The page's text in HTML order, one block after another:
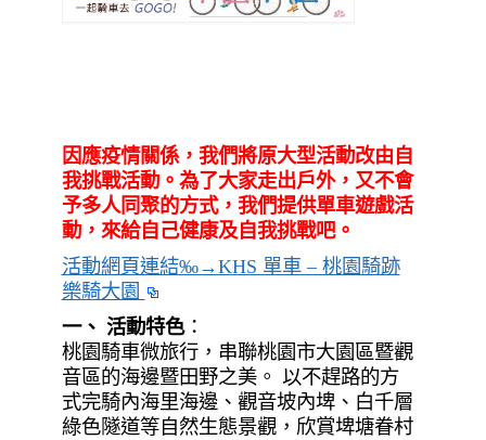
因應疫情關係，我們將原大型活動改由自
我挑戰活動。為了大家走出戶外，又不會
予多人同聚的方式，我們提供單車遊戲活
動，來給自己健康及自我挑戰吧。
活動網頁連結‰→KHS 單車 – 桃園騎跡
樂騎大園
一、 活動特色：
桃園騎車微旅行，串聯桃園市大園區暨觀
音區的海邊暨田野之美。 以不趕路的方
式完騎內海里海邊、觀音坡內埤、白千層
綠色隧道等自然生態景觀，欣賞埤塘眷村